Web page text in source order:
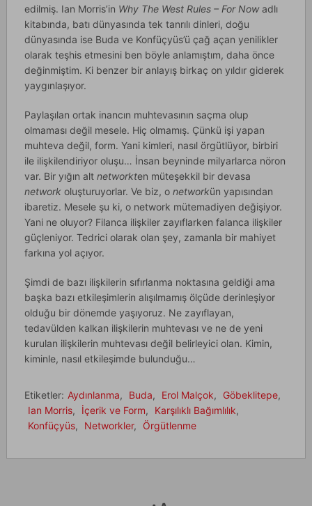
edilmiş. Ian Morris’in Why The West Rules – For Nowadlı
kitabında, batı dünyasında tek tanrılı dinleri, doğu
dünyasında ise Buda ve Konfüçyüs’ü çağ açan yenilikler
olarak teşhis etmesini ben böyle anlamıştım, daha önce
değinmiştim. Ki benzer bir anlayış birkaç on yıldır giderek
yaygınlaşıyor.
Paylaşılan ortak inancın muhtevasının saçma olup
olmaması değil mesele. Hiç olmamış. Çünkü işi yapan
muhteva değil, form. Yani kimleri, nasıl örgütlüyor, birbiri
ile ilişkilendiriyor oluşu… İnsan beyninde milyarlarca nöron
var. Bir yığın alt networkten müteşekkil bir devasa
networkoluşturuyorlar. Ve biz, o networkün yapısından
ibaretiz. Mesele şu ki, o network mütemadiyen değişiyor.
Yani ne oluyor? Filanca ilişkiler zayıflarken falanca ilişkiler
güçleniyor. Tedrici olarak olan şey, zamanla bir mahiyet
farkına yol açıyor.
Şimdi de bazı ilişkilerin sıfırlanma noktasına geldiği ama
başka bazı etkileşimlerin alışılmamış ölçüde derinleşiyor
olduğu bir dönemde yaşıyoruz. Ne zayıflayan,
tedavülden kalkan ilişkilerin muhtevası ve ne de yeni
kurulan ilişkilerin muhtevası değil belirleyici olan. Kimin,
kiminle, nasıl etkileşimde bulunduğu…
Etiketler: Aydınlanma, Buda, Erol Malçok, Göbeklitepe,
Ian Morris, İçerik ve Form, Karşılıklı Bağımlılık,
Konfüçyüs, Networkler, Örgütlenme